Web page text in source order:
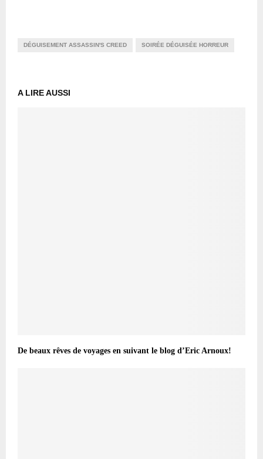
DÉGUISEMENT ASSASSIN'S CREED SOIRÉE DÉGUISÉE HORREUR
A LIRE AUSSI
De beaux rêves de voyages en suivant le blog d’Eric Arnoux!